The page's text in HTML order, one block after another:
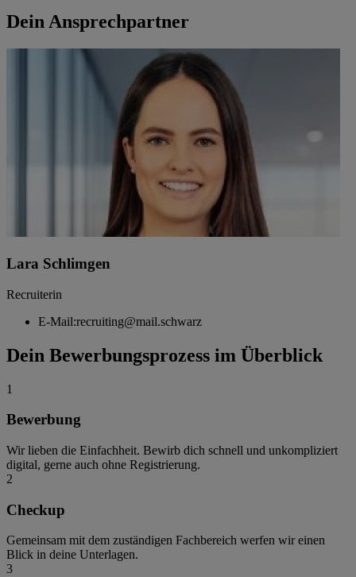
Dein Ansprechpartner
Lara Schlimgen
Recruiterin
E-Mail:recruiting@mail.schwarz
Dein Bewerbungsprozess im Überblick
1
Bewerbung
Wir lieben die Einfachheit. Bewirb dich schnell und unkompliziert
digital, gerne auch ohne Registrierung.
2
Checkup
Gemeinsam mit dem zuständigen Fachbereich werfen wir einen
Blick in deine Unterlagen.
3